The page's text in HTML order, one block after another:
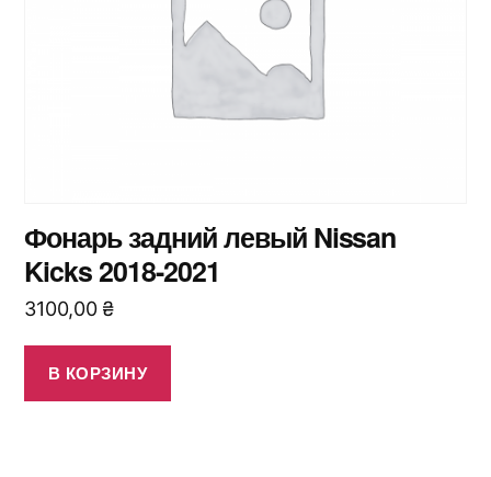
Фонарь задний левый Nissan
Kicks 2018-2021
3100,00 ₴
В КОРЗИНУ